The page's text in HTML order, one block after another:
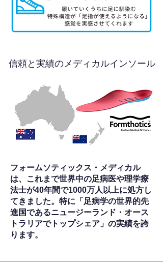
信頼と実績のメディカルインソール
フォームソティックス・メディカル
は、これまで世界中の足病医や理学療
法士が40年間で1000万人以上に処方し
てきました。特に「足病学の世界的先
進国であるニュージーランド・オース
トラリアでトップシェア」の実績を誇
ります。